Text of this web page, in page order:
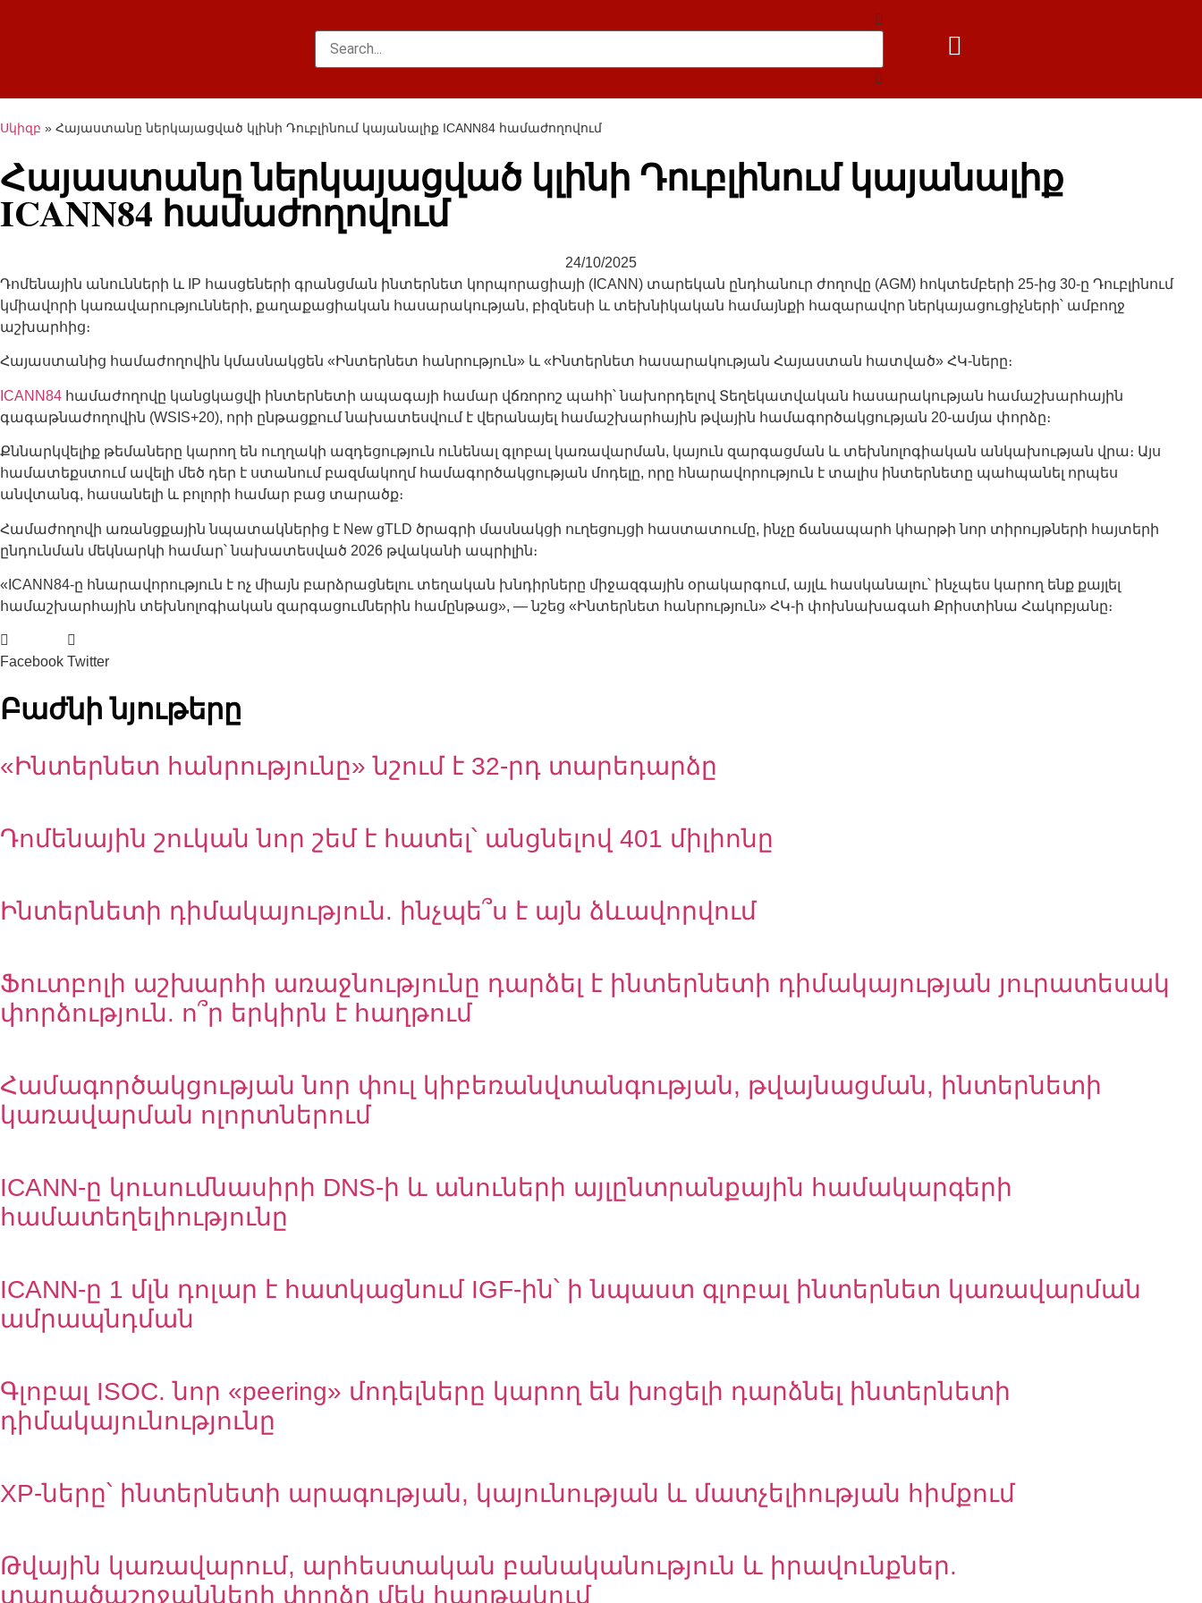
Սկիզբ » Հայաստանը ներկայացված կլինի Դուբլինում կայանալիք ICANN84 համաժողովում
Հայաստանը ներկայացված կլինի Դուբլինում կայանալիք
ICANN84 համաժողովում
24/10/2025
Դոմենային անունների և IP հասցեների գրանցման ինտերնետ կորպորացիայի (ICANN) տարեկան ընդհանուր ժողովը (AGM) հոկտեմբերի 25-ից 30-ը Դուբլինում
կմիավորի կառավարությունների, քաղաքացիական հասարակության, բիզնեսի և տեխնիկական համայնքի հազարավոր ներկայացուցիչների՝ ամբողջ
աշխարհից։
Հայաստանից համաժողովին կմասնակցեն «Ինտերնետ հանրություն» և «Ինտերնետ հասարակության Հայաստան հատված» ՀԿ-ները։
ICANN84 համաժողովը կանցկացվի ինտերնետի ապագայի համար վճռորոշ պահի՝ նախորդելով Տեղեկատվական հասարակության համաշխարհային
գագաթնաժողովին (WSIS+20), որի ընթացքում նախատեսվում է վերանայել համաշխարհային թվային համագործակցության 20-ամյա փորձը։
Քննարկվելիք թեմաները կարող են ուղղակի ազդեցություն ունենալ գլոբալ կառավարման, կայուն զարգացման և տեխնոլոգիական անկախության վրա։ Այս
համատեքստում ավելի մեծ դեր է ստանում բազմակողմ համագործակցության մոդելը, որը հնարավորություն է տալիս ինտերնետը պահպանել որպես
անվտանգ, հասանելի և բոլորի համար բաց տարածք։
Համաժողովի առանցքային նպատակներից է New gTLD ծրագրի մասնակցի ուղեցույցի հաստատումը, ինչը ճանապարհ կհարթի նոր տիրույթների հայտերի
ընդունման մեկնարկի համար՝ նախատեսված 2026 թվականի ապրիլին։
«ICANN84-ը հնարավորություն է ոչ միայն բարձրացնելու տեղական խնդիրները միջազգային օրակարգում, այլև հասկանալու՝ ինչպես կարող ենք քայլել
համաշխարհային տեխնոլոգիական զարգացումներին համընթաց», — նշեց «Ինտերնետ հանրություն» ՀԿ-ի փոխնախագահ Քրիստինա Հակոբյանը։
Facebook Twitter
Բաժնի նյութերը
«Ինտերնետ հանրությունը» նշում է 32-րդ տարեդարձը
Դոմենային շուկան նոր շեմ է հատել՝ անցնելով 401 միլիոնը
Ինտերնետի դիմակայություն. ինչպե՞ս է այն ձևավորվում
Ֆուտբոլի աշխարհի առաջնությունը դարձել է ինտերնետի դիմակայության յուրատեսակ
փորձություն. ո՞ր երկիրն է հաղթում
Համագործակցության նոր փուլ կիբեռանվտանգության, թվայնացման, ինտերնետի
կառավարման ոլորտներում
ICANN-ը կուսումնասիրի DNS-ի և անուների այլընտրանքային համակարգերի
համատեղելիությունը
ICANN-ը 1 մլն դոլար է հատկացնում IGF-ին՝ ի նպաստ գլոբալ ինտերնետ կառավարման
ամրապնդման
Գլոբալ ISOC. նոր «peering» մոդելները կարող են խոցելի դարձնել ինտերնետի
դիմակայունությունը
XP-ները՝ ինտերնետի արագության, կայունության և մատչելիության հիմքում
Թվային կառավարում, արհեստական բանականություն և իրավունքներ.
տարածաշրջանների փորձը մեկ հարթակում